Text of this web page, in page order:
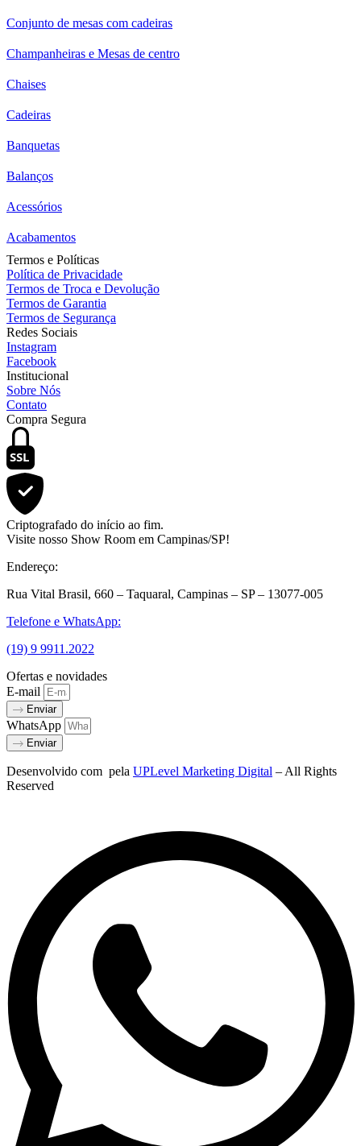
Conjunto de mesas com cadeiras
Champanheiras e Mesas de centro
Chaises
Cadeiras
Banquetas
Balanços
Acessórios
Acabamentos
Termos e Políticas
Política de Privacidade
Termos de Troca e Devolução
Termos de Garantia
Termos de Segurança
Redes Sociais
Instagram
Facebook
Institucional
Sobre Nós
Contato
Compra Segura
SSL
Criptografado do início ao fim.
Visite nosso Show Room em Campinas/SP!
Endereço:
Rua Vital Brasil, 660 – Taquaral, Campinas – SP – 13077-005
Telefone e WhatsApp:
(19) 9 9911.2022
Ofertas e novidades
E-mail
Enviar
WhatsApp
Enviar
Desenvolvido com pela UPLevel Marketing Digital – All Rights
Reserved